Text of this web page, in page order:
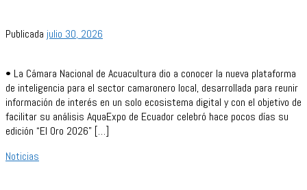
Publicada julio 30, 2026
• La Cámara Nacional de Acuacultura dio a conocer la nueva plataforma
de inteligencia para el sector camaronero local, desarrollada para reunir
información de interés en un solo ecosistema digital y con el objetivo de
facilitar su análisis AquaExpo de Ecuador celebró hace pocos días su
edición “El Oro 2026” […]
Noticias